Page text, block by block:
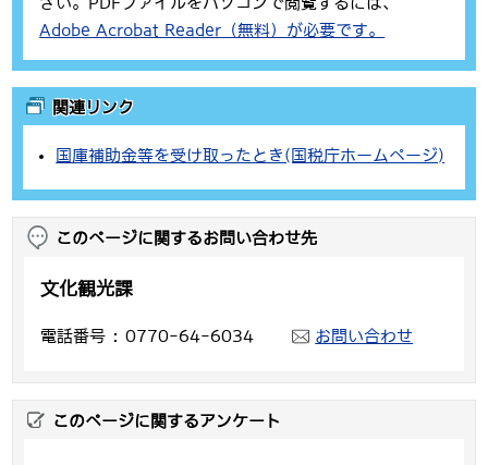
Adobe Acrobat Reader（無料）が必要です。
関連リンク
国庫補助金等を受け取ったとき(国税庁ホームページ)
このページに関するお問い合わせ先
文化観光課
電話番号 0770-64-6034 お問い合わせ
このページに関するアンケート